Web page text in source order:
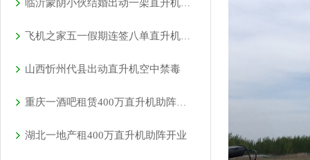
临沂蒙阴小伙结婚出动一架直升机66辆车
飞机之家五一假期连签八单直升机合同
山西忻州代县出动直升机空中禁毒
重庆一酒吧租赁400万直升机助阵现场豪车云集
湖北一地产租400万直升机助阵开业